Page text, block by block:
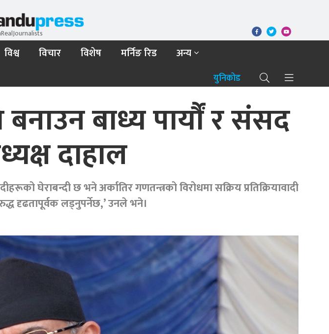
विश्व विचार विशेष मर्निङ रिड अन्य
युनिकोड
बाध्य पार्यौं र संसद
दाहाल
घेराबन्दी छ भने अर्कातिर गणतन्त्रको विरोधमा सक्रिय प्रतिक्रियावादी
दृढतापूर्वक लड्नुपर्नेछ,’ उनले भने।